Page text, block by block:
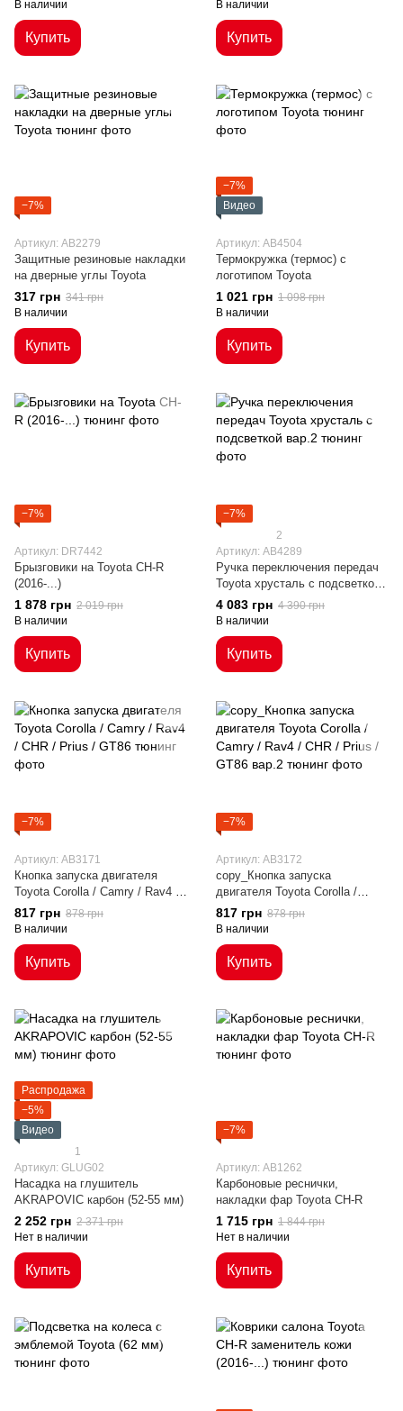
В наличии
Купить
В наличии
Купить
−7%
Артикул: AB2279
Защитные резиновые накладки
на дверные углы Toyota
317 грн 341 грн
В наличии
Купить
−7%
Видео
Артикул: AB4504
Термокружка (термос) с
логотипом Toyota
1 021 грн 1 098 грн
В наличии
Купить
−7%
Артикул: DR7442
Брызговики на Toyota CH-R
(2016-...)
1 878 грн 2 019 грн
В наличии
Купить
−7%
2
Артикул: AB4289
Ручка переключения передач
Toyota хрусталь с подсветкой
вар.2
4 083 грн 4 390 грн
В наличии
Купить
−7%
Артикул: AB3171
Кнопка запуска двигателя
Toyota Corolla / Camry / Rav4 /
CHR / Prius / GT86
817 грн 878 грн
В наличии
Купить
−7%
Артикул: AB3172
copy_Кнопка запуска
двигателя Toyota Corolla /
Camry / Rav4 / CHR / Prius /
GT86 вар.2
817 грн 878 грн
В наличии
Купить
Распродажа
−5%
Видео
1
Артикул: GLUG02
Насадка на глушитель
AKRAPOVIC карбон (52-55 мм)
2 252 грн 2 371 грн
Нет в наличии
Купить
−7%
Артикул: AB1262
Карбоновые реснички,
накладки фар Toyota CH-R
1 715 грн 1 844 грн
Нет в наличии
Купить